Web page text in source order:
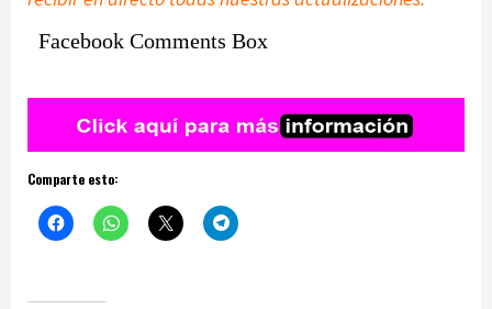
Facebook Comments Box
Comparte esto: